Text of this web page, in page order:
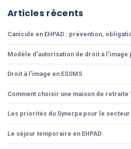
Articles récents
Canicule en EHPAD : prévention,
Modèle d’autorisation de droit à l’image
Droit à l’image en ESSMS
Comment choisir une maison de retraite
Les priorités du Synerpa pour le secteur
Le séjour temporaire en EHPAD